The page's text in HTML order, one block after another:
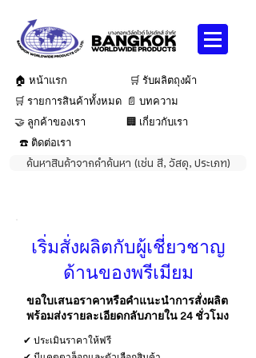
🏠 หน้าแรก
🛒 รับผลิตถุงผ้า
🛒 รายการสินค้าทั้งหมด
📄 บทความ
🤝 ลูกค้าของเรา
🏢 เกี่ยวกับเรา
☎️ ติดต่อเรา
ค้นหาสินค้าจากคำค้นหา (เช่น สี, วัสดุ, ประเภท)
เริ่มสั่งผลิตกับผู้เชี่ยวชาญ
ด้านของพรีเมียม
ขอใบเสนอราคาหรือคำแนะนำการสั่งผลิต
พร้อมส่งรายละเอียดกลับภายใน 24 ชั่วโมง
✔ ประเมินราคาให้ฟรี